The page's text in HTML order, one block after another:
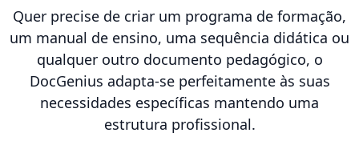
Quer precise de criar um programa de formação,
um manual de ensino, uma sequência didática ou
qualquer outro documento pedagógico, o
DocGenius adapta-se perfeitamente às suas
necessidades específicas mantendo uma
estrutura profissional.